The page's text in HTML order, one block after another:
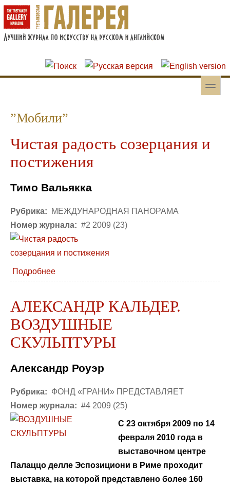
Перейти к основному содержанию
Skip to search
toggle
”Мобили”
Чистая радость созерцания и
постижения
Тимо Вальякка
Рубрика:
МЕЖДУНАРОДНАЯ ПАНОРАМА
Номер журнала: #2 2009 (23)
Подробнее
АЛЕКСАНДР КАЛЬДЕР.
ВОЗДУШНЫЕ
СКУЛЬПТУРЫ
Александр Роуэр
Рубрика: ФОНД «ГРАНИ» ПРЕДСТАВЛЯЕТ
Номер журнала: #4 2009 (25)
C 23 октября 2009 по 14
февраля 2010 года в
выставочном центре
Палаццо делле Эспозициони в Риме проходит
выставка, на которой представлено более 160